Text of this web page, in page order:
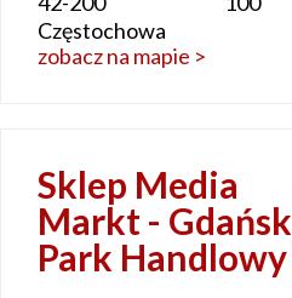
Częstochowa
zobacz na mapie >
Sklep Media
Markt - Gdańsk
Park